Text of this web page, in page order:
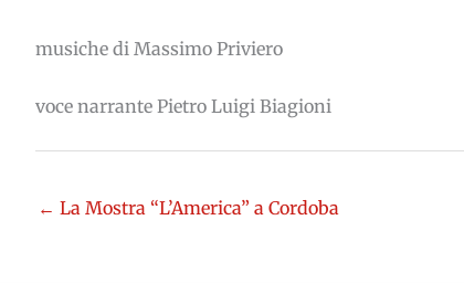
musiche di Massimo Priviero
voce narrante Pietro Luigi Biagioni
← La Mostra “L’America” a Cordoba